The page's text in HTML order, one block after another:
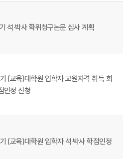
석·박사 학위청구논문 심사 계획
(교육)대학원 입학자 교원자격 취득 희
인정 신청
(교육)대학원 입학자 석·박사 학점인정